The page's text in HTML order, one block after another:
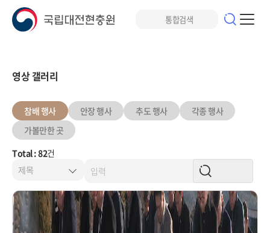
영상 갤러리
참배 행사 안장 행사 추도 행사
각종 행사
가볼만한 곳
Total : 82건